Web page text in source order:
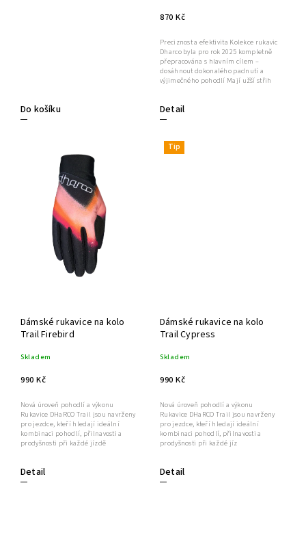
Do košíku
870 Kč
Detail
Preciznost a efektivita Kolekce rukavic
Dharco byla pro rok 2025 kompletně
přepracována s hlavním cílem –
dosáhnout dokonalého padnutí a
výjimečného pohodlí Mají užší střih
Dámské rukavice na kolo
Trail Firebird
Skladem
990 Kč
Detail
Nová úroveň pohodlí a výkonu
Rukavice DHaRCO Trail jsou navrženy
pro jezdce, kteří hledají ideální
kombinaci pohodlí, přilnavosti a
prodyšnosti při každé jízdě
Tip
Dámské rukavice na kolo
Trail Cypress
Skladem
990 Kč
Detail
Nová úroveň pohodlí a výkonu
Rukavice DHaRCO Trail jsou navrženy
pro jezdce, kteří hledají ideální
kombinaci pohodlí, přilnavosti a
prodyšnosti při každé jíz